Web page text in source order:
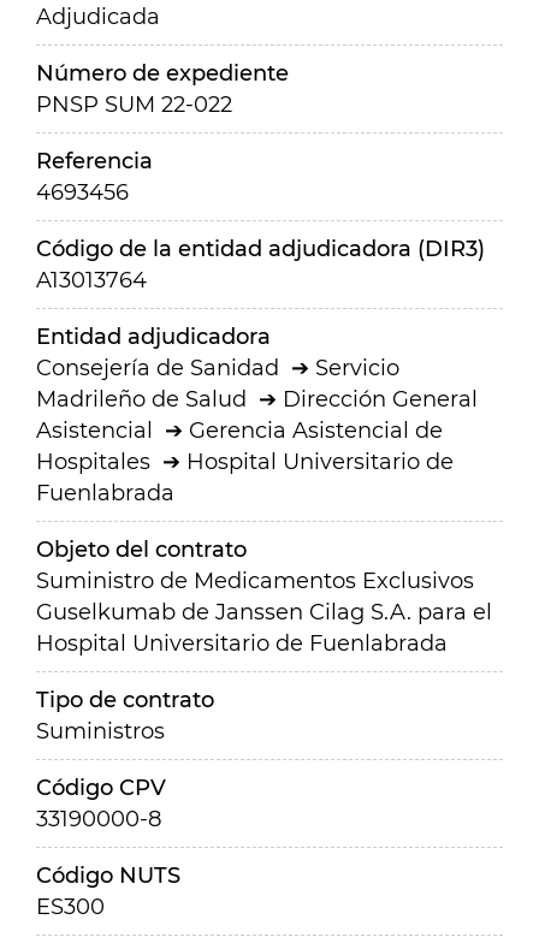
Adjudicada
Número de expediente
PNSP SUM 22-022
Referencia
4693456
Código de la entidad adjudicadora (DIR3)
A13013764
Entidad adjudicadora
Consejería de Sanidad
Servicio
Madrileño de Salud
Dirección General
Asistencial
Gerencia Asistencial de
Hospitales
Hospital Universitario de
Fuenlabrada
Objeto del contrato
Suministro de Medicamentos Exclusivos
Guselkumab de Janssen Cilag S.A. para el
Hospital Universitario de Fuenlabrada
Tipo de contrato
Suministros
Código CPV
33190000-8
Código NUTS
ES300